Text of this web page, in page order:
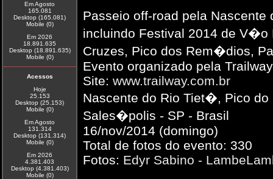
Em Agosto
165.081
Desktop (165.081)
Mobile (0)
Em 2026
18.891.635
Desktop (18.891.635)
Mobile (0)
Acessos
Hoje
25.153
Desktop (25.153)
Mobile (0)
Em Agosto
131.314
Desktop (131.314)
Mobile (0)
Em 2026
4.381.403
Desktop (4.381.403)
Mobile (0)
Passeio off-road pela
incluindo Festival 2014 de
Cruzes, Pico dos Rem�dios,
Evento organizado pela
Site: www.trailway.com.br
Nascente do Rio Tiet�, Pico
Sales�polis - SP - Brasil
16/nov/2014 (domingo)
Total de fotos do evento: 330
Fotos: Edyr Sabino -